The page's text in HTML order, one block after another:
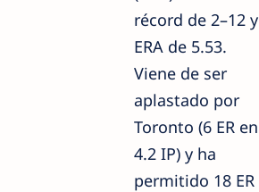
récord de 2–12 y
ERA de 5.53.
Viene de ser
aplastado por
Toronto (6 ER en
4.2 IP) y ha
permitido 18 ER